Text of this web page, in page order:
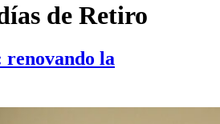
de Retiro
renovando la